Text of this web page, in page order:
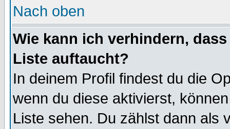
Nach oben
Wie kann ich verhindern,
Liste auftaucht?
In deinem Profil findest du die
wenn du diese aktivierst,
Liste sehen. Du zählst dann als